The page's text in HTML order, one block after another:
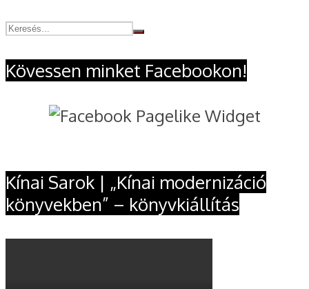
Kövessen minket Facebookon!
Kínai Sarok | „Kínai modernizáció
könyvekben” – könyvkiállítás